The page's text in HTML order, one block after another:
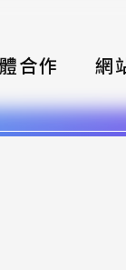
合作 網